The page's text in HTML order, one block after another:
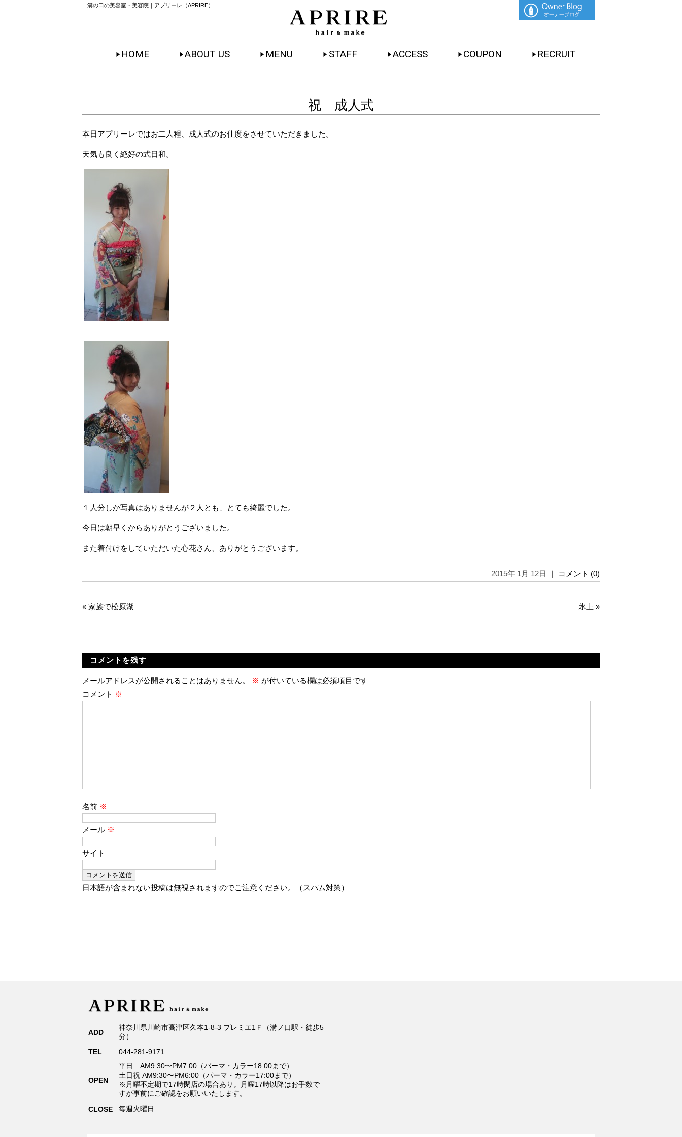
溝の口の美容室・美容院｜アプリーレ（APRIRE）
HOME ABOUT US MENU STAFF ACCESS COUPON RECRUIT
祝 成人式
本日アプリーレではお二人程、成人式のお仕度をさせていただきました。
天気も良く絶好の式日和。
１人分しか写真はありませんが２人とも、とても綺麗でした。
今日は朝早くからありがとうございました。
また着付けをしていただいた心花さん、ありがとうございます。
2015年 1月 12日 ｜ コメント (0)
« 家族で松原湖 氷上 »
コメントを残す
メールアドレスが公開されることはありません。 ※ が付いている欄は必須項目です
コメント ※
名前 ※
メール ※
サイト
日本語が含まれない投稿は無視されますのでご注意ください。（スパム対策）
ADD
神奈川県川崎市高津区久本1-8-3 プレミエ1Ｆ（溝ノ口駅・徒歩5
分）
TEL
044-281-9171
OPEN
平日 AM9:30〜PM7:00（パーマ・カラー18:00まで）
土日祝 AM9:30〜PM6:00（パーマ・カラー17:00まで）
※月曜不定期で17時閉店の場合あり。月曜17時以降はお手数で
すが事前にご確認をお願いいたします。
CLOSE
毎週火曜日